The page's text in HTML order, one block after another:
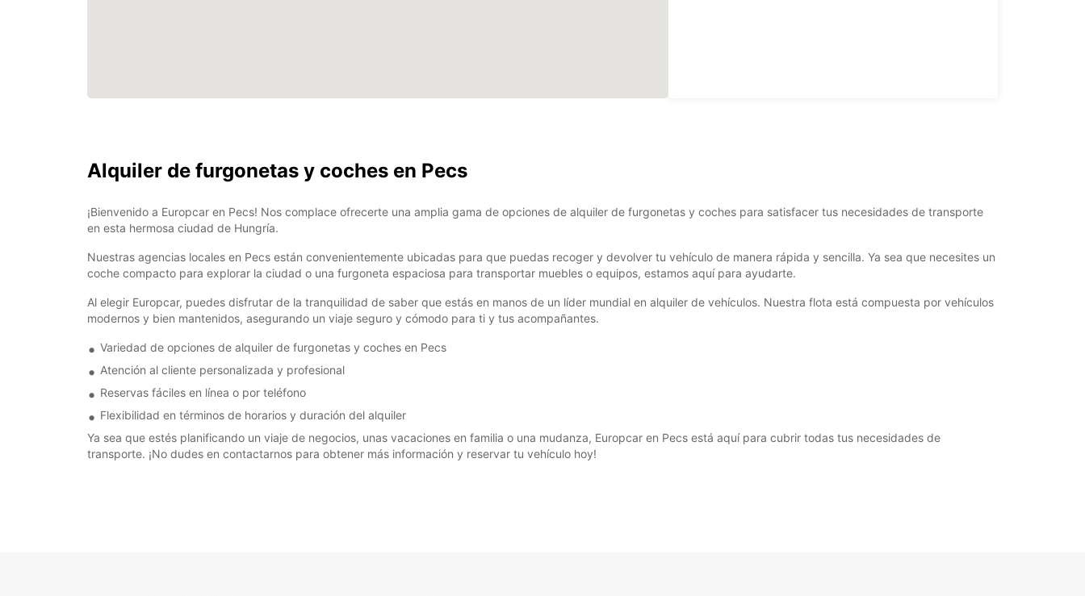
Alquiler de furgonetas y coches en Pecs
¡Bienvenido a Europcar en Pecs! Nos complace ofrecerte una amplia gama de opciones de alquiler de furgonetas y coches para satisfacer tus necesidades de transporte
en esta hermosa ciudad de Hungría.
Nuestras agencias locales en Pecs están convenientemente ubicadas para que puedas recoger y devolver tu vehículo de manera rápida y sencilla. Ya sea que necesites un
coche compacto para explorar la ciudad o una furgoneta espaciosa para transportar muebles o equipos, estamos aquí para ayudarte.
Al elegir Europcar, puedes disfrutar de la tranquilidad de saber que estás en manos de un líder mundial en alquiler de vehículos. Nuestra flota está compuesta por vehículos
modernos y bien mantenidos, asegurando un viaje seguro y cómodo para ti y tus acompañantes.
Variedad de opciones de alquiler de furgonetas y coches en Pecs
Atención al cliente personalizada y profesional
Reservas fáciles en línea o por teléfono
Flexibilidad en términos de horarios y duración del alquiler
Ya sea que estés planificando un viaje de negocios, unas vacaciones en familia o una mudanza, Europcar en Pecs está aquí para cubrir todas tus necesidades de
transporte. ¡No dudes en contactarnos para obtener más información y reservar tu vehículo hoy!